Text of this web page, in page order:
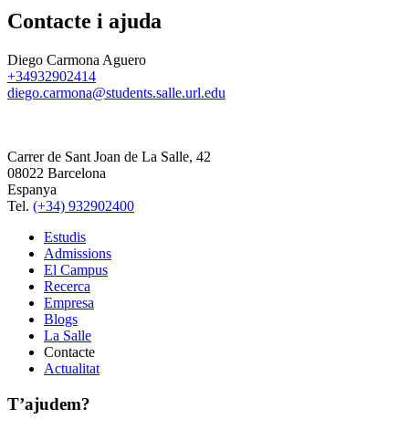
Contacte i ajuda
Diego Carmona Aguero
+34932902414
diego.carmona@students.salle.url.edu
Carrer de Sant Joan de La Salle, 42
08022 Barcelona
Espanya
Tel. (+34) 932902400
Estudis
Admissions
El Campus
Recerca
Empresa
Blogs
La Salle
Contacte
Actualitat
T’ajudem?